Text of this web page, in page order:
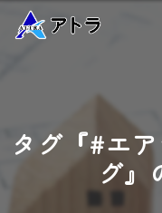
タグ『#エ
グ』